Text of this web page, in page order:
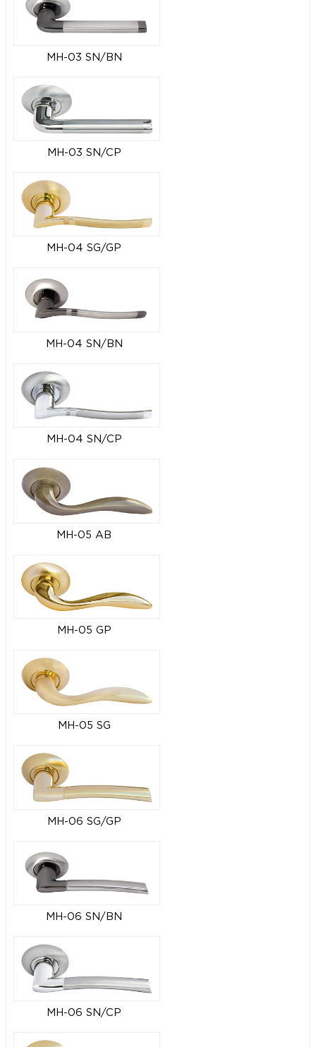
MH-03 SN/BN
MH-03 SN/CP
MH-04 SG/GP
MH-04 SN/BN
MH-04 SN/CP
MH-05 AB
MH-05 GP
MH-05 SG
MH-06 SG/GP
MH-06 SN/BN
MH-06 SN/CP